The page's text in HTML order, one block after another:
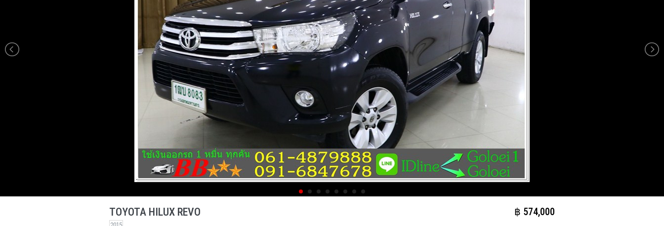
TOYOTA HILUX REVO ฿​ 574,000